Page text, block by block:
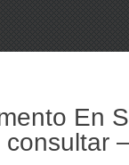
En
consultar